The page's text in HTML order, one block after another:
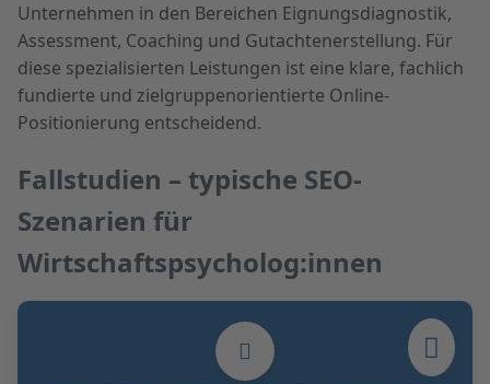
Unternehmen in den Bereichen Eignungsdiagnostik,
Assessment, Coaching und Gutachtenerstellung. Für
diese spezialisierten Leistungen ist eine klare, fachlich
fundierte und zielgruppenorientierte Online-
Positionierung entscheidend.
Fallstudien – typische SEO-
Szenarien für
Wirtschaftspsycholog:innen